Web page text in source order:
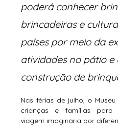
poderá conhecer
brincadeiras e
países por meio da
atividades no pátio e
construção de
Nas férias de julho, o
crianças e famílias para
viagem imaginária por